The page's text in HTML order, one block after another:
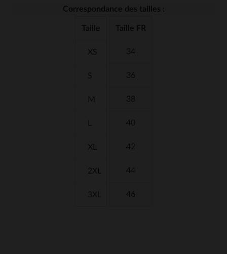
Correspondance des tailles :
Taille
XS
S
M
XL
2XL
3XL
Taille FR
34
36
38
40
42
44
46